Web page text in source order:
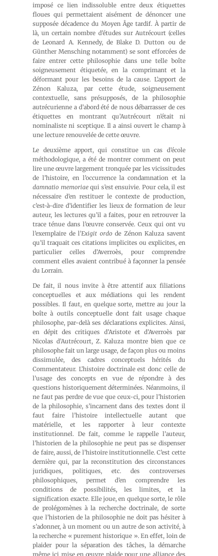
imposé ce lien indissoluble entre deux étiquettes
floues qui permettaient aisément de dénoncer une
supposée décadence du Moyen Âge tardif. À partir de
là, un certain nombre d’études sur Autrécourt (celles
de Leonard A. Kennedy, de Blake D. Dutton ou de
Günther Mensching notamment) se sont efforcées de
faire entrer cette philosophie dans une telle boîte
soigneusement étiquetée, en la comprimant et la
déformant pour les besoins de la cause. L’apport de
Zénon Kaluza, par cette étude, soigneusement
contextuelle, sans présupposés, de la philosophie
autrécurienne a d’abord été de nous débarrasser de ces
étiquettes en montrant qu’Autrécourt n’était ni
nominaliste ni sceptique. Il a ainsi ouvert le champ à
une lecture renouvelée de cette œuvre.
Le deuxième apport, qui constitue un cas d’école
méthodologique, a été de montrer comment on peut
lire une œuvre largement tronquée par les vicissitudes
de l’histoire, en l’occurrence la condamnation et la
damnatio memoriaequi s’est ensuivie. Pour cela, il est
nécessaire d’en restituer le contexte de production,
c’est-à-dire d’identifier les lieux de formation de leur
auteur, les lectures qu’il a faites, pour en retrouver la
trace ténue dans l’œuvre conservée. Ceux qui ont vu
l’exemplaire de l’Exigit ordode Zénon Kaluza savent
qu’il traquait ces citations implicites ou explicites, en
particulier celles d’Averroès, pour comprendre
comment elles avaient contribué à façonner la pensée
du Lorrain.
De fait, il nous invite à être attentif aux filiations
conceptuelles et aux médiations qui les rendent
possibles. Il faut, en quelque sorte, mettre au jour la
boîte à outils conceptuelle dont fait usage chaque
philosophe, par-delà ses déclarations explicites. Ainsi,
en dépit des critiques d’Aristote et d’Averroès par
Nicolas d’Autrécourt, Z. Kaluza montre bien que ce
philosophe fait un large usage, de façon plus ou moins
dissimulée, des cadres conceptuels hérités du
Commentateur. L’histoire doctrinale est donc celle de
l’usage des concepts en vue de répondre à des
questions historiquement déterminées. Néanmoins, il
ne faut pas perdre de vue que ceux-ci, pour l’historien
de la philosophie, s’incarnent dans des textes dont il
faut faire l’histoire intellectuelle autant que
matérielle, et les rapporter à leur contexte
institutionnel. De fait, comme le rappelle l’auteur,
l’historien de la philosophie ne peut pas se dispenser
de faire, aussi, de l’histoire institutionnelle. C’est cette
dernière qui, par la reconstitution des circonstances
juridiques, politiques, etc. des controverses
philosophiques, permet d’en comprendre les
conditions de possibilités, les limites, et la
signification exacte. Elle joue, en quelque sorte, le rôle
de prolégomènes à la recherche doctrinale, de sorte
que l’historien de la philosophie ne doit pas hésiter à
s’adonner, à un moment ou un autre de son activité, à
la recherche « purement historique ». En effet, loin de
plaider pour la séparation des tâches, la démarche
même ici mise en œuvre plaide pour une alliance des